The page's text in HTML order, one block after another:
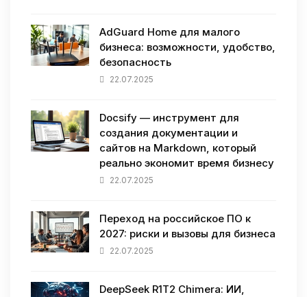
AdGuard Home для малого
бизнеса: возможности, удобство,
безопасность
22.07.2025
Docsify — инструмент для
создания документации и
сайтов на Markdown, который
реально экономит время бизнесу
22.07.2025
Переход на российское ПО к
2027: риски и вызовы для бизнеса
22.07.2025
DeepSeek R1T2 Chimera: ИИ,